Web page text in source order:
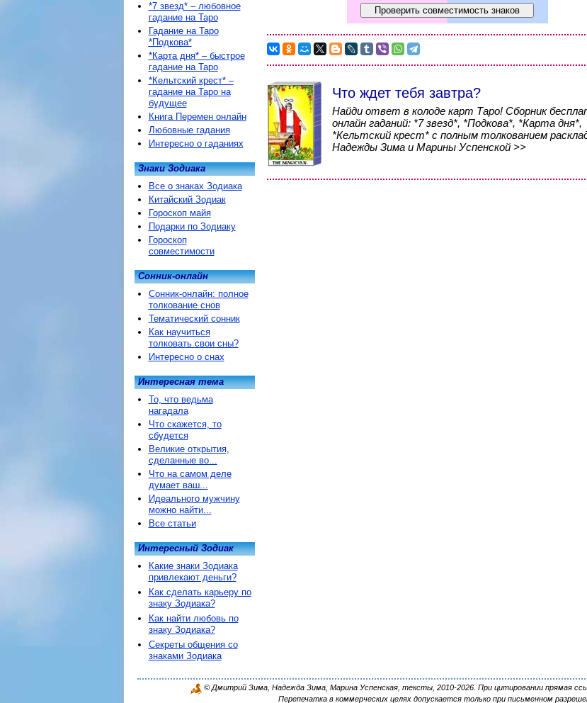
Что ждет тебя завтра?
Найди ответ в колоде карт Таро! Сборник
онлайн гаданий: *7 звезд*, *Подкова*, *Карта дня*,
*Кельтский крест* с полным толкованием
Надежды Зима и Марины Успенской >>
*7 звезд* – любовное
гадание на Таро
Гадание на Таро
*Подкова*
*Карта дня* – быстрое
гадание на Таро
*Кельтский крест* –
гадание на Таро на
будущее
Книга Перемен онлайн
Любовные гадания
Интересно о гаданиях
Знаки Зодиака
Все о знаках Зодиака
Китайский Зодиак
Гороскоп майя
Подарки по Зодиаку
Гороскоп
совместимости
Сонник-онлайн
Сонник-онлайн: полное
толкование снов
Тематический сонник
Как научиться
толковать свои сны?
Интересно о снах
Интересная тема
То, что ведьма
нагадала
Что скажется, то
сбудется
Великие открытия,
сделанные во...
Что на самом деле
думает ваш...
Идеального мужчину
можно найти...
Все статьи
Интересный Зодиак
Какие знаки Зодиака
привлекают деньги?
Как сделать карьеру по
знаку Зодиака?
Как найти любовь по
знаку Зодиака?
Секреты общения со
знаками Зодиака
© Дмитрий Зима, Надежда Зима, Марина Успенская, тексты, 2010-2026. При цитировании прямая
Перепечатка в коммерческих целях допускается только при письменном